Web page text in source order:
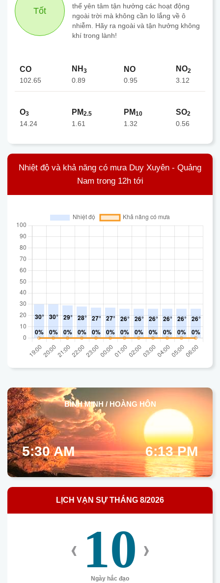
Tốt
thể yên tâm tận hưởng các hoạt động
ngoài trời mà không cần lo lắng về ô
nhiễm. Hãy ra ngoài và tận hưởng không
khí trong lành!
CO
102.65
NH 3
0.89
NO
0.95
NO2
3.12
O3
14.24
PM2.5
1.61
PM10
1.32
SO2
0.56
Nhiệt độ và khả năng có mưa Duy Xuyên - Quảng
Nam trong 12h tới
BÌNH MINH / HOÀNG HÔN
5:30 AM 6:13 PM
LỊCH VẠN SỰ THÁNG 8/2026
‹ 10 ›
Ngày hắc đạo